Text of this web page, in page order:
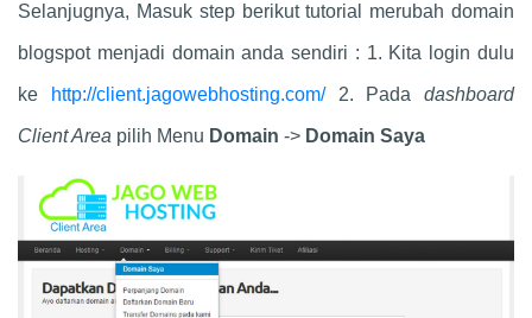
Selanjugnya, Masuk step berikut tutorial merubah domain
blogspot menjadi domain anda sendiri : 1. Kita login dulu
ke http://client.jagowebhosting.com/2. Pada dashboard
Client Area pilih Menu Domain -> Domain Saya